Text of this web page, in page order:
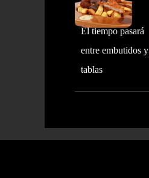
El tiempo pasará
entre embutidos y
tablas